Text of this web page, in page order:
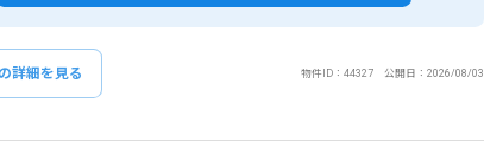
物件ID：44327 公開日：2026/08/03
詳細を見る